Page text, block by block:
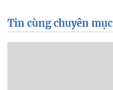
Tin cùng chuyên mục